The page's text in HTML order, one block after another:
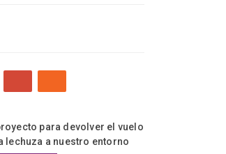
para devolver el vuelo
lechuza a nuestro entorno